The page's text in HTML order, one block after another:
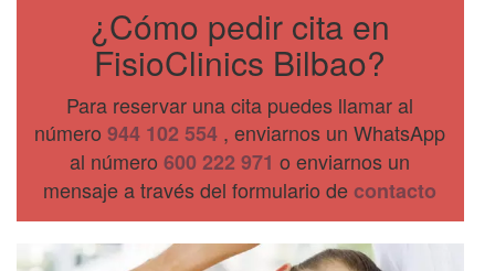
¿Cómo pedir cita en
FisioClinics Bilbao?
Para reservar una cita puedes llamar al
número944 102 554 , enviarnos un WhatsApp
al número600 222 971 o enviarnos un
mensaje a través del formulario decontacto